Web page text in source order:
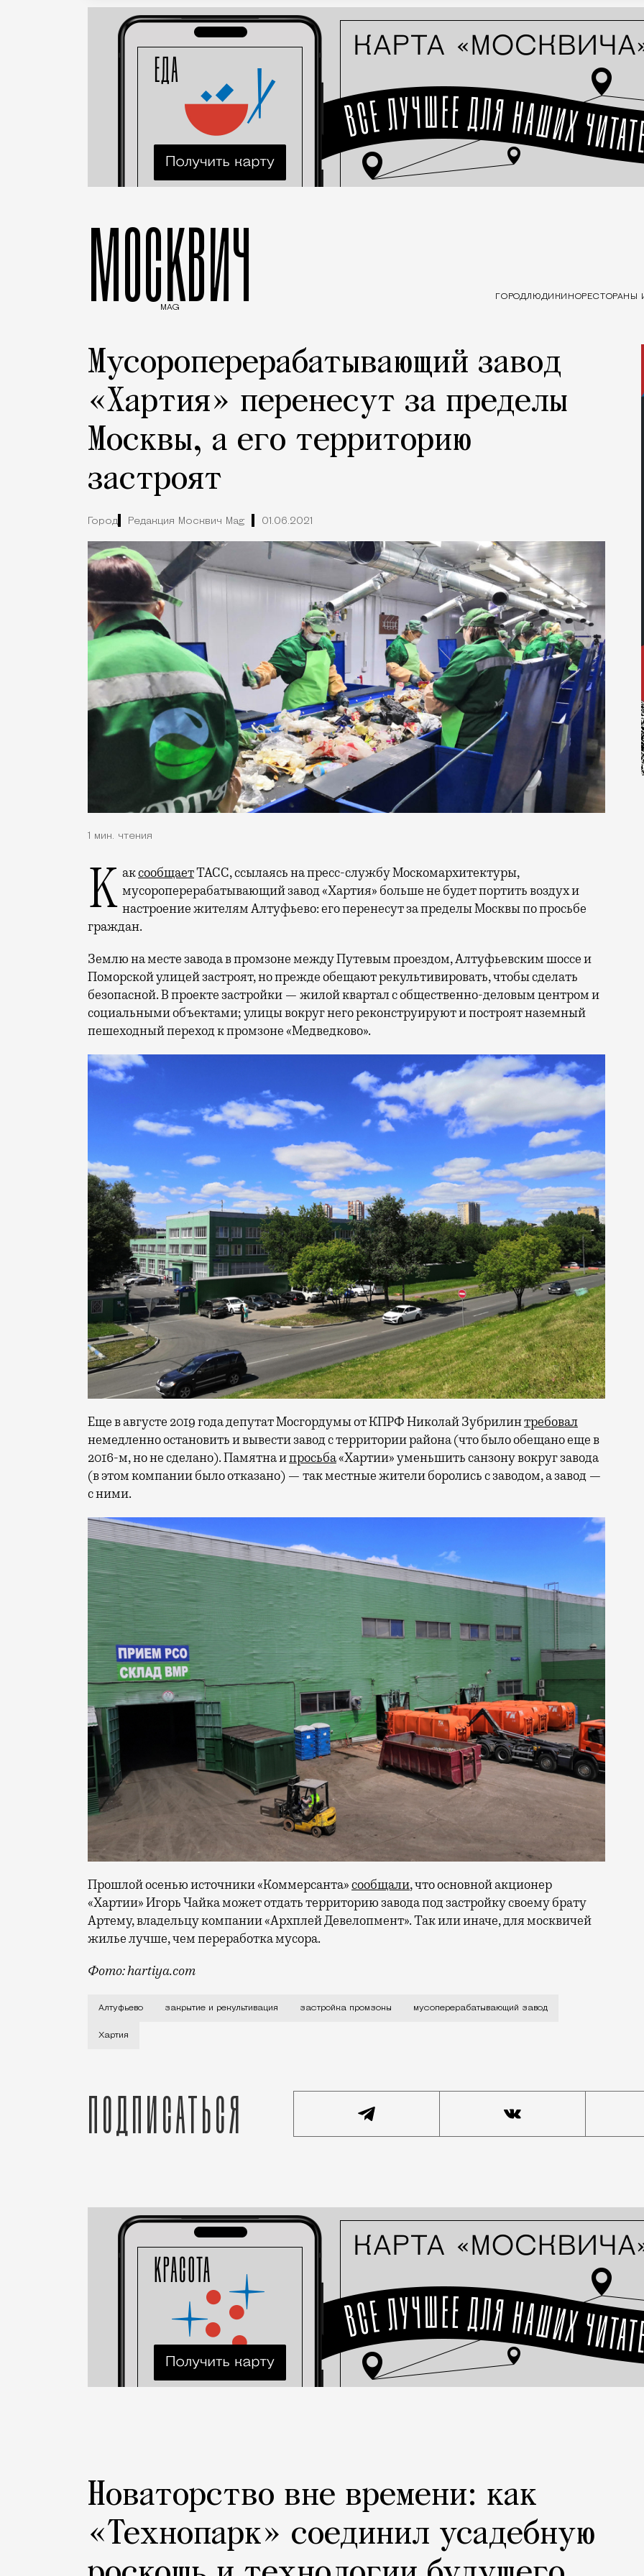
МОСКВИЧ
MAG
ГОРОДЛЮДИ КИНОРЕСТОРАНЫ
Мусороперерабатывающий завод
«Хартия» перенесут за пределы
Москвы, а его территорию
застроят
Город Редакция Москвич Mag 01.06.2021
1 мин. чтения
КаксообщаетТАСС, ссылаясь на пресс-службу Москомархитектуры,
мусороперерабатывающий завод «Хартия» больше не будет портить воздух и
настроение жителям Алтуфьево: его перенесут за пределы Москвы по просьбе
граждан.
Землю на месте завода в промзоне между Путевым проездом, Алтуфьевским шоссе и
Поморской улицей застроят, но прежде обещают рекультивировать, чтобы сделать
безопасной. В проекте застройки — жилой квартал с общественно-деловым центром и
социальными объектами; улицы вокруг него реконструируют и построят наземный
пешеходный переход к промзоне «Медведково».
Еще в августе 2019 года депутат Мосгордумы от КПРФ Николай Зубрилинтребовал
немедленно остановить и вывести завод с территории района (что было обещано еще в
2016-м, но не сделано). Памятна ипросьба«Хартии» уменьшить санзону вокруг завода
(в этом компании было отказано) — так местные жители боролись с заводом, а завод —
с ними.
Прошлой осенью источники «Коммерсанта»сообщали, что основной акционер
«Хартии» Игорь Чайка может отдать территорию завода под застройку своему брату
Артему, владельцу компании «Архплей Девелопмент». Так или иначе, для москвичей
жилье лучше, чем переработка мусора.
Фото: hartiya.com
Как сообщает ТАСС, ссылаясь на пресс-службу Москомархитектуры,
Алтуфьево закрытие и рекультивация застройка промзоны мусоперерабатывающий завод
Хартия
Подписаться
Новаторство вне времени: как
«Технопарк» соединил усадебную